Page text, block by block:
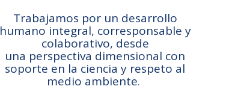
Trabajamos por un desarrollo
humano integral, corresponsable y
colaborativo, desde
una perspectiva dimensional con
soporte en la ciencia y respeto al
medio ambiente.